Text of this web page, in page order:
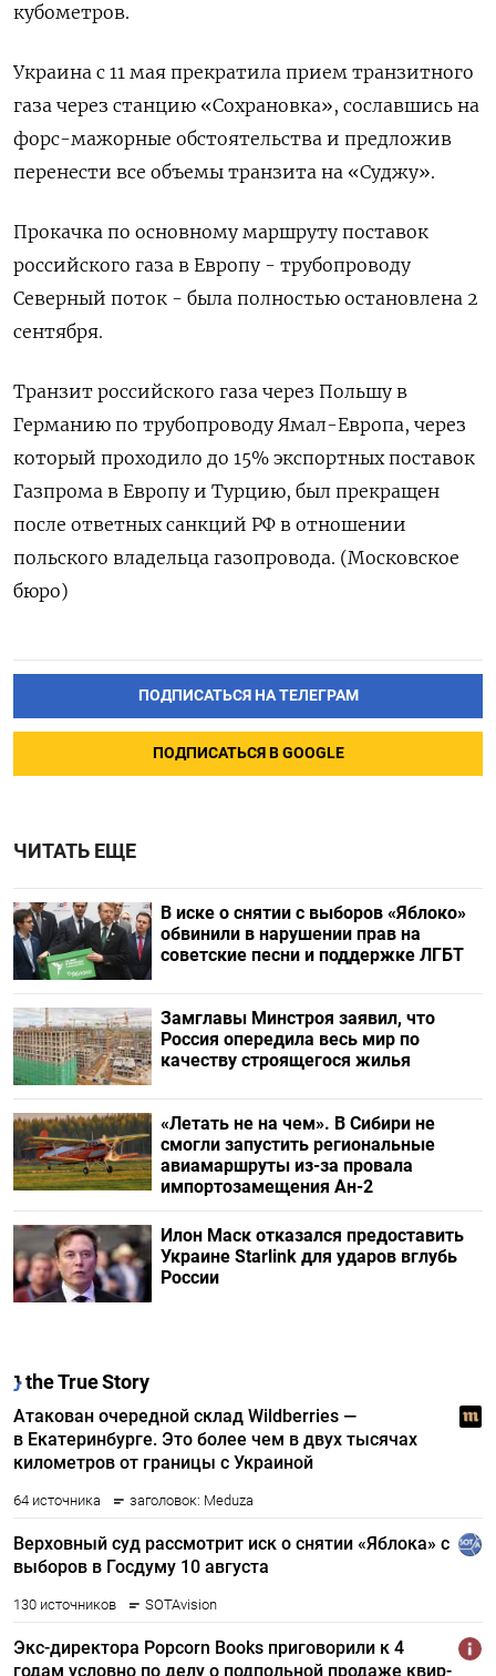
кубометров.
Украина с 11 мая прекратила прием транзитного
газа через станцию «Сохрановка», сославшись на
форс-мажорные обстоятельства и предложив
перенести все объемы транзита на «Суджу».
Прокачка по основному маршруту поставок
российского газа в Европу - трубопроводу
Северный поток - была полностью остановлена 2
сентября.
Транзит российского газа через Польшу в
Германию по трубопроводу Ямал-Европа, через
который проходило до 15% экспортных поставок
Газпрома в Европу и Турцию, был прекращен
после ответных санкций РФ в отношении
польского владельца газопровода. (Московское
бюро)
ПОДПИСАТЬСЯ НА ТЕЛЕГРАМ
ПОДПИСАТЬСЯ В GOOGLE
ЧИТАТЬ ЕЩЕ
В иске о снятии с выборов «Яблоко»
обвинили в нарушении прав на
советские песни и поддержке ЛГБТ
Замглавы Минстроя заявил, что
Россия опередила весь мир по
качеству строящегося жилья
«Летать не на чем». В Сибири не
смогли запустить региональные
авиамаршруты из-за провала
импортозамещения Ан-2
Илон Маск отказался предоставить
Украине Starlink для ударов вглубь
России